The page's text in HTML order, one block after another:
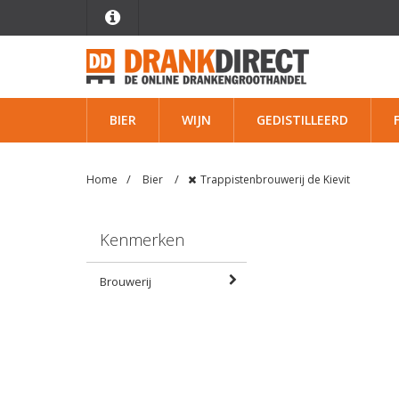
BIER WIJN GEDISTILLEERD
Home Bier Trappistenbrouwerij de Kievit
Kenmerken
Brouwerij